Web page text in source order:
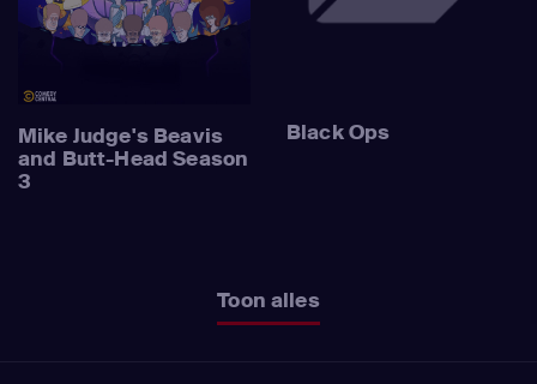
Mike Judge's Beavis
and Butt-Head Season
3
Black Ops
Toon alles